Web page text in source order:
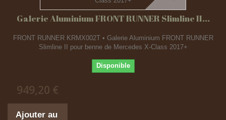
Galerie Aluminium FRONT RUNNER Slimline II...
FRONT RUNNER KRMX002T • Galerie Aluminium FRONT RUNNER
Slimline II pour benne de Mercedes X-Class 2017+
Disponible
949,20 €
Ajouter au